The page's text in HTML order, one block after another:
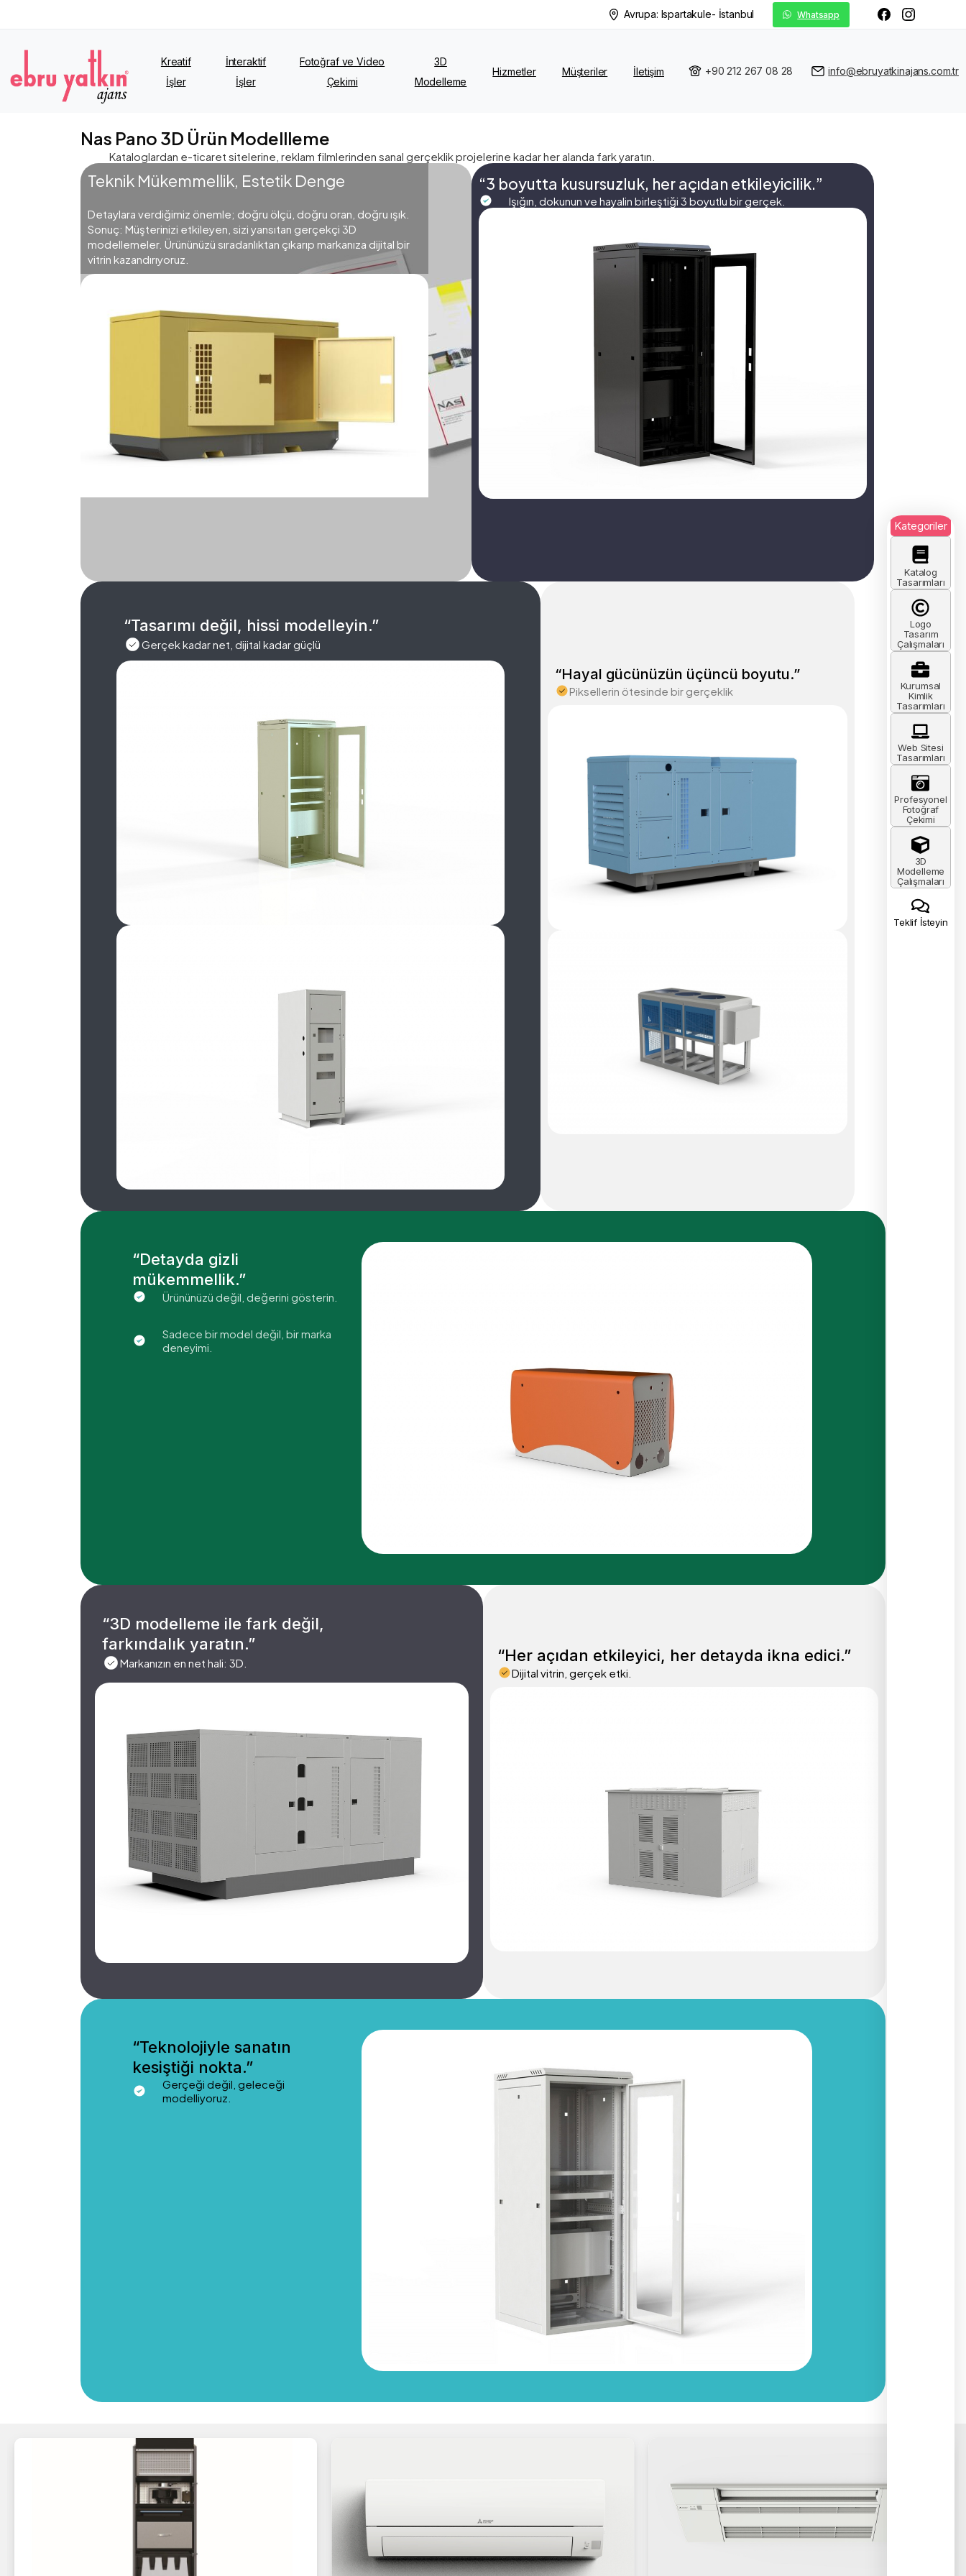
Avrupa: Ispartakule- İstanbul Whatsapp
Kreatif
İşler
İnteraktif
İşler
Fotoğraf ve Video
Çekimi
3D
Modelleme
Hizmetler Müşteriler İletişim +90 212 267 08 28 info@ebruyatkinajans.com.tr
Nas Pano 3D Ürün Modellleme
Kataloglardan e-ticaret sitelerine, reklam filmlerinden sanal gerçeklik projelerine kadar her alanda fark yaratın.
Teknik Mükemmellik, Estetik Denge
Detaylara verdiğimiz önemle; doğru ölçü, doğru oran, doğru ışık.
Sonuç: Müşterinizi etkileyen, sizi yansıtan gerçekçi 3D
modellemeler. Ürününüzü sıradanlıktan çıkarıp markanıza dijital bir
vitrin kazandırıyoruz.
“3 boyutta kusursuzluk, her açıdan etkileyicilik.”
Işığın, dokunun ve hayalin birleştiği 3 boyutlu bir gerçek.
Gerçek kadar net, dijital kadar güçlü
“Tasarımı değil, hissi modelleyin.”
Piksellerin ötesinde bir gerçeklik
“Hayal gücünüzün üçüncü boyutu.”
“Detayda gizli
mükemmellik.”
Ürününüzü değil, değerini gösterin.
Sadece bir model değil, bir marka
deneyimi.
Markanızın en net hali: 3D.
“3D modelleme ile fark değil,
farkındalık yaratın.”
Dijital vitrin, gerçek etki.
“Her açıdan etkileyici, her detayda ikna edici.”
“Teknolojiyle sanatın
kesiştiği nokta.”
Gerçeği değil, geleceği
modelliyoruz.
Kategoriler
Katalog
Tasarımları
Logo
Tasarım
Çalışmaları
Kurumsal
Kimlik
Tasarımları
Web Sitesi
Tasarımları
Profesyonel
Fotoğraf
Çekimi
3D
Modelleme
Çalışmaları
Teklif İsteyin